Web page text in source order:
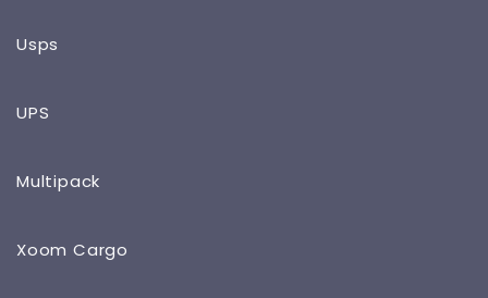
Usps
UPS
Multipack
Xoom Cargo